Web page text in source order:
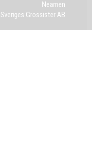
Neamen
Sveriges Grossister AB